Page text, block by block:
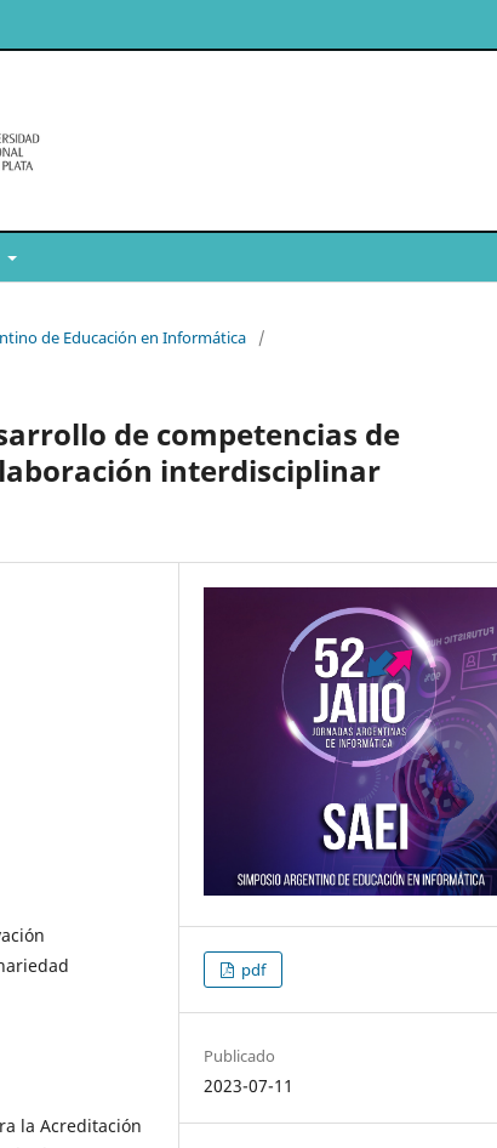
de Educación en Informática
/
de competencias de
interdisciplinar
la Acreditación
pdf
Publicado
2023-07-11